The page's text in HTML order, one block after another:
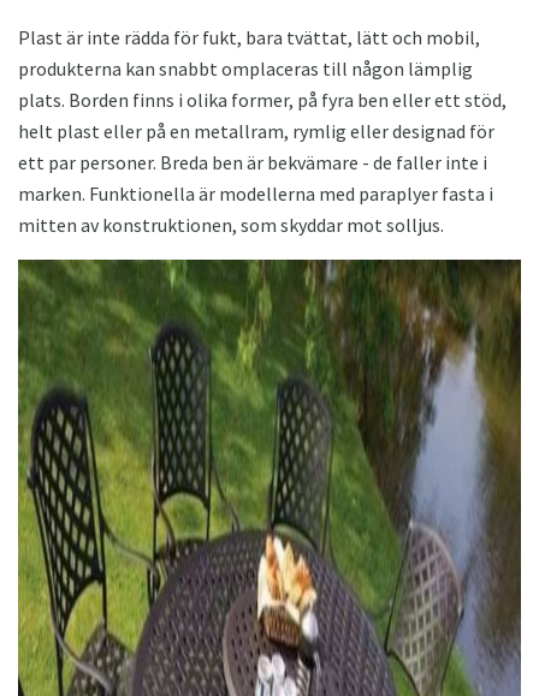
Plast är inte rädda för fukt, bara tvättat, lätt och mobil,
produkterna kan snabbt omplaceras till någon lämplig
plats. Borden finns i olika former, på fyra ben eller ett stöd,
helt plast eller på en metallram, rymlig eller designad för
ett par personer. Breda ben är bekvämare - de faller inte i
marken. Funktionella är modellerna med paraplyer fasta i
mitten av konstruktionen, som skyddar mot solljus.